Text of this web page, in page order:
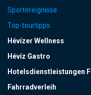
Sportereignisse
Top-tourtipps
Hévízer Wellness
Hévíz Gastro
Hotelsdienstleistungen
Fahrradverleih